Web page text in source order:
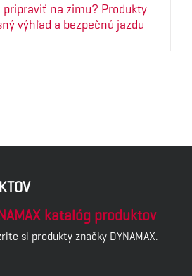
pripraviť na zimu? Produkty
výhľad a bezpečnú jazdu
katalóg produktov
si produkty značky DYNAMAX.